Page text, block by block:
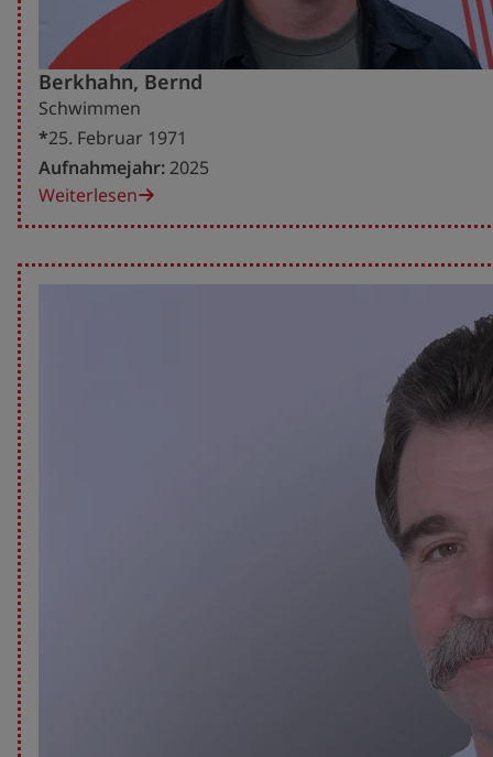
Berkhahn, Bernd
Schwimmen
*25. Februar 1971
Aufnahmejahr: 2025
Weiterlesen